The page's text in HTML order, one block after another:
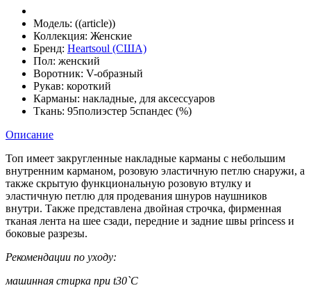
Модель: ((article))
Коллекция: Женские
Бренд: Heartsoul (США)
Пол: женский
Воротник: V-образный
Рукав: короткий
Карманы: накладные, для аксессуаров
Ткань: 95полиэстер 5спандес (%)
Описание
Топ имеет закругленные накладные карманы с небольшим
внутренним карманом, розовую эластичную петлю снаружи, а
также скрытую функциональную розовую втулку и
эластичную петлю для продевания шнуров наушников
внутри. Также представлена ​​двойная строчка, фирменная
тканая лента на шее сзади, передние и задние швы princess и
боковые разрезы.
Рекомендации по уходу:
машинная стирка при t30`С